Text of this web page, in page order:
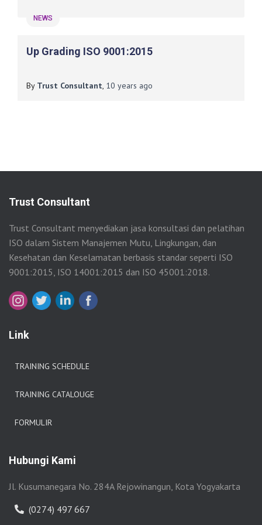
NEWS
Up Grading ISO 9001:2015
By Trust Consultant, 10 years ago
Trust Consultant
Trust Consultant menyediakan jasa konsultasi dan pelatihan
ISO dalam Sistem Manajemen Mutu, Lingkungan, dan
Kesehatan dan Keselamatan berbasis standar seperti ISO
9001:2015, ISO 14001:2015 dan ISO 45001:2018.
Link
TRAINING SCHEDULE
TRAINING CATALOUGE
FORMULIR
Hubungi Kami
Jl. Kusumanegara No. 284A Rejowinangun, Kota Yogyakarta
(0274) 497 667